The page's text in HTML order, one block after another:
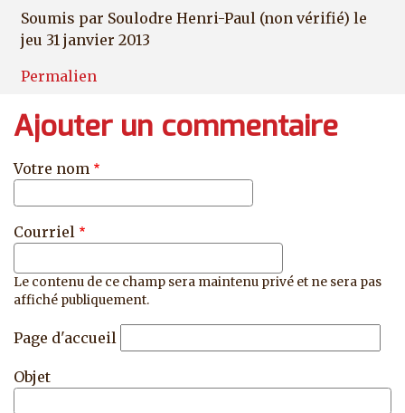
Soumis par Soulodre Henri-Paul (non vérifié) le
jeu 31 janvier 2013
Permalien
Ajouter un commentaire
Votre nom
Courriel
Le contenu de ce champ sera maintenu privé et ne sera pas
affiché publiquement.
Page d'accueil
Objet